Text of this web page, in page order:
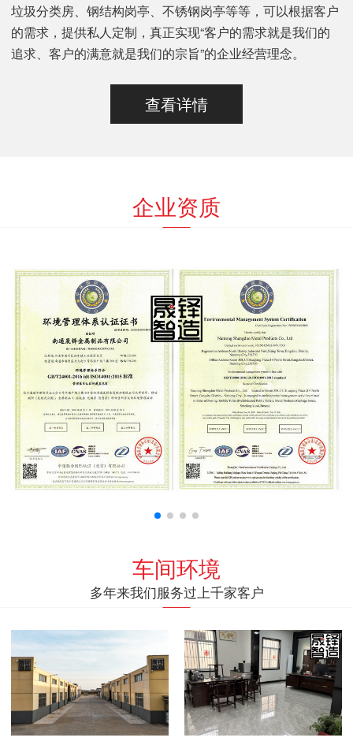
垃圾分类房、钢结构岗亭、不锈钢岗亭等等，可以根据客户
的需求，提供私人定制，真正实现“客户的需求就是我们的
追求、客户的满意就是我们的宗旨”的企业经营理念。
查看详情
企业资质
车间环境
多年来我们服务过上千家客户